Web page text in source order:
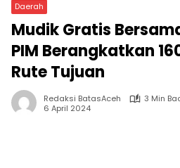
Daerah
Mudik Gratis
PIM Berangkatkan
Rute Tujuan
Redaksi BatasAceh
3 Min
6 April 2024